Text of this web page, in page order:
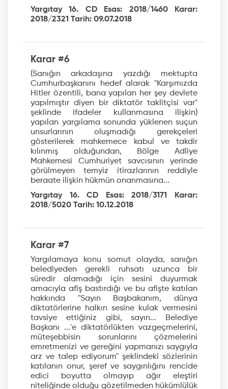
Yargıtay 16. CD Esas: 2018/1460 Karar:
2018/2321 Tarih: 09.07.2018
Karar #6
(Sanığın arkadaşına yazdığı mektupta
Cumhurbaşkanını hedef alarak "Karşımızda
Hitler özentili, bana yapılan her şey devlete
yapılmıştır diyen bir diktatör taklitçisi var"
şeklinde ifadeler kullanmasına ilişkin)
yapılan yargılama sonunda yüklenen suçun
unsurlarının oluşmadığı gerekçeleri
gösterilerek mahkemece kabul ve takdir
kılınmış olduğundan, Bölge Adliye
Mahkemesi Cumhuriyet savcısının yerinde
görülmeyen temyiz itirazlarının reddiyle
beraate ilişkin hükmün onanmasına...
Yargıtay 16. CD Esas: 2018/3171 Karar:
2018/5020 Tarih: 10.12.2018
Karar #7
Yargılamaya konu somut olayda, sanığın
belediyeden gerekli ruhsatı uzunca bir
süredir alamadığı için sesini duyurmak
amacıyla afiş bastırdığı ve bu afişte katılan
hakkında "Sayın Başbakanım, dünya
diktatörlerine halkın sesine kulak vermesini
tavsiye ettiğiniz gibi, sayın... Belediye
Başkanı ...'e diktatörlükten vazgeçmelerini,
müteşebbisin sorunlarını çözmelerini
emretmenizi ve gereğini yapmanızı saygıyla
arz ve talep ediyorum" şeklindeki sözlerinin
katılanın onur, şeref ve saygınlığını rencide
edici boyutta olmayıp ağır eleştiri
niteliğinde olduğu gözetilmeden hükümlülük